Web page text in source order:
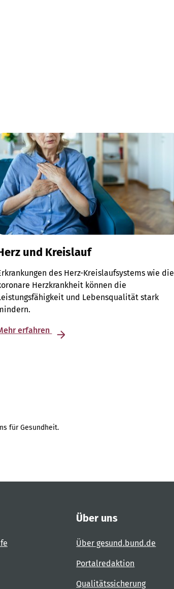
und Kreislauf
des Herz-Kreislaufsystems wie die
Herzkrankheit können die
und Lebensqualität stark
erfahren
für Gesundheit.
Über uns
Über gesund.bund.de
Portalredaktion
Qualitätssicherung